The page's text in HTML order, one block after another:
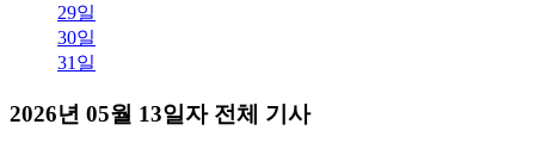
29일
30일
31일
2026년 05월 13일자 전체 기사